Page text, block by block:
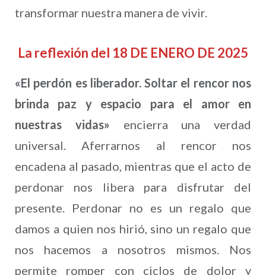
transformar nuestra manera de vivir.
La reflexión del 18 DE ENERO DE 2025
«El perdón es liberador. Soltar el rencor nos
brinda paz y espacio para el amor en
nuestras vidas» encierra una verdad
universal. Aferrarnos al rencor nos
encadena al pasado, mientras que el acto de
perdonar nos libera para disfrutar del
presente. Perdonar no es un regalo que
damos a quien nos hirió, sino un regalo que
nos hacemos a nosotros mismos. Nos
permite romper con ciclos de dolor y